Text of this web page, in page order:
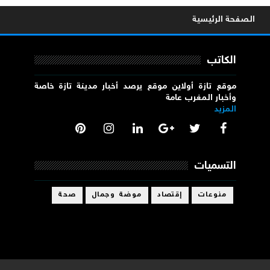
الصفحة الرئيسية
الكاتب
موقع تازة أولاين موقع يرصد أخبار مدينة تازة خاصة
وأخبار المغرب عامة
المزيد
التسميات
منوعات إقتصاد موضة وجمال صحة